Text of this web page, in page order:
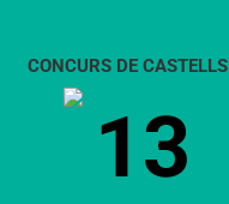
CONCURS DE CASTELLS
13